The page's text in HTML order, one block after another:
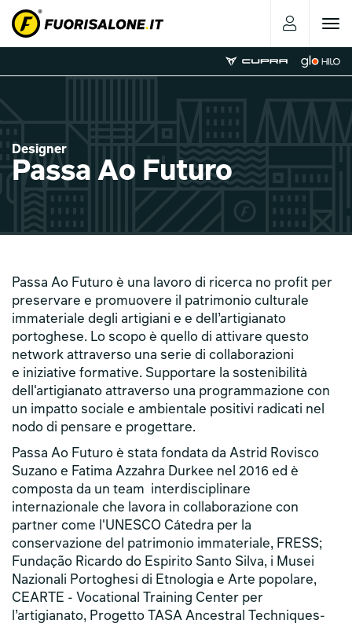
Toggle
Designer
Passa Ao Futuro
Passa Ao Futuro è una lavoro di ricerca no profit per
preservare e promuovere il patrimonio culturale
immateriale degli artigiani e e dell’artigianato
portoghese. Lo scopo è quello di attivare questo
network attraverso una serie di collaborazioni
e iniziative formative. Supportare la sostenibilità
dell'artigianato attraverso una programmazione con
un impatto sociale e ambientale positivi radicati nel
nodo di pensare e progettare.
Passa Ao Futuro è stata fondata da Astrid Rovisco
Suzano e Fatima Azzahra Durkee nel 2016 ed è
composta da un team interdisciplinare
internazionale che lavora in collaborazione con
partner come l'UNESCO Cátedra per la
conservazione del patrimonio immateriale, FRESS;
Fundação Ricardo do Espirito Santo Silva, i Musei
Nazionali Portoghesi di Etnologia e Arte popolare,
CEARTE - Vocational Training Center per
l’artigianato, Progetto TASA Ancestral Techniques-